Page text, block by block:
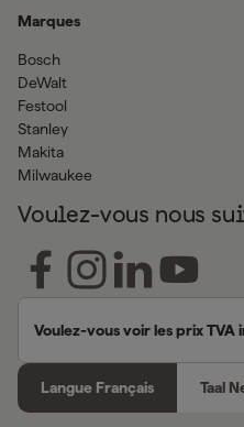
Marques
Bosch
DeWalt
Festool
Stanley
Makita
Milwaukee
Voulez-vous nous
Voulez-vous voir les prix TVA
Langue Français Taal